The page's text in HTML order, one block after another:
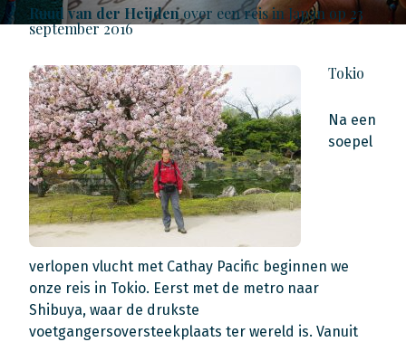
Ruud van der Heijden over een reis in Japan op 23
september 2016
Tokio
Na een
soepel
verlopen vlucht met Cathay Pacific beginnen we
onze reis in Tokio. Eerst met de metro naar
Shibuya, waar de drukste
voetgangersoversteekplaats ter wereld is. Vanuit